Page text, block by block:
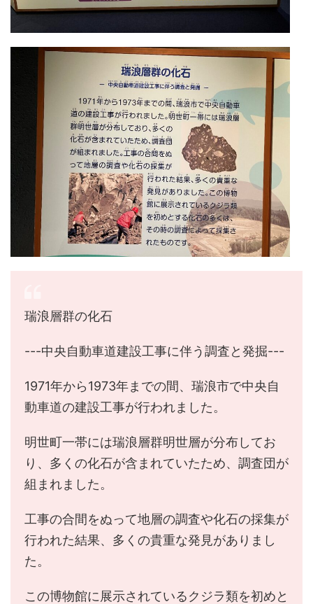
瑞浪層群の化石
---中央自動車道建設工事に伴う調査と発掘---
1971年から1973年までの間、瑞浪市で中央自
動車道の建設工事が行われました。
明世町一帯には瑞浪層群明世層が分布してお
り、多くの化石が含まれていたため、調査団が
組まれました。
工事の合間をぬって地層の調査や化石の採集が
行われた結果、多くの貴重な発見がありまし
た。
この博物館に展示されているクジラ類を初めと